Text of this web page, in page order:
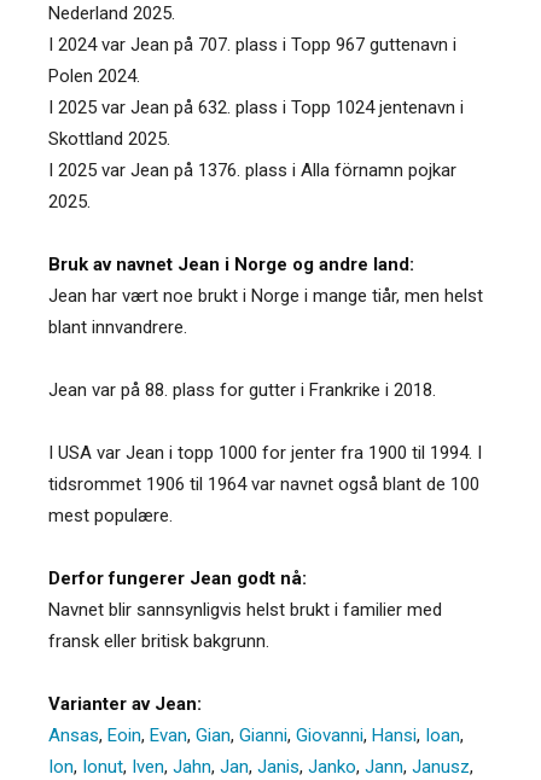
Nederland 2025.
I 2024 var Jean på 707. plass i Topp 967 guttenavn i
Polen 2024.
I 2025 var Jean på 632. plass i Topp 1024 jentenavn i
Skottland 2025.
I 2025 var Jean på 1376. plass i Alla förnamn pojkar
2025.
Bruk av navnet Jean i Norge og andre land:
Jean har vært noe brukt i Norge i mange tiår, men helst
blant innvandrere.
Jean var på 88. plass for gutter i Frankrike i 2018.
I USA var Jean i topp 1000 for jenter fra 1900 til 1994. I
tidsrommet 1906 til 1964 var navnet også blant de 100
mest populære.
Derfor fungerer Jean godt nå:
Navnet blir sannsynligvis helst brukt i familier med
fransk eller britisk bakgrunn.
Varianter av Jean:
Ansas, Eoin, Evan, Gian, Gianni, Giovanni, Hansi, Ioan,
Ion, Ionut, Iven, Jahn, Jan, Janis, Janko, Jann, Janusz,